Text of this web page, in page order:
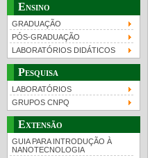
Ensino
GRADUAÇÃO
PÓS-GRADUAÇÃO
LABORATÓRIOS DIDÁTICOS
Pesquisa
LABORATÓRIOS
GRUPOS CNPQ
Extensão
GUIA PARA INTRODUÇÃO À
NANOTECNOLOGIA